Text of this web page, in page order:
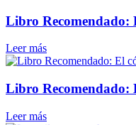
Libro Recomendado:
Leer más
Libro Recomendado:
Leer más